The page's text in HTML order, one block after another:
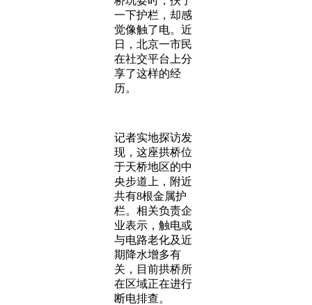
一下护栏，却感
觉像触了电。近
日，北京一市民
在社交平台上分
享了这样的经
历。
记者实地探访发
现，这座拱桥位
于天桥地区的中
央步道上，附近
共有8根金属护
栏。相关负责企
业表示，触电或
与电路老化及近
期降水增多有
关，目前拱桥所
在区域正在进行
断电排查。